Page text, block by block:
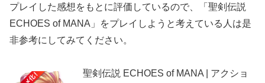
プレイした感想をもとに評価しているので、「聖剣伝説
ECHOES of MANA」をプレイしようと考えている人は是
非参考にしてみてください。
聖剣伝説 ECHOES of MANA | アクショ